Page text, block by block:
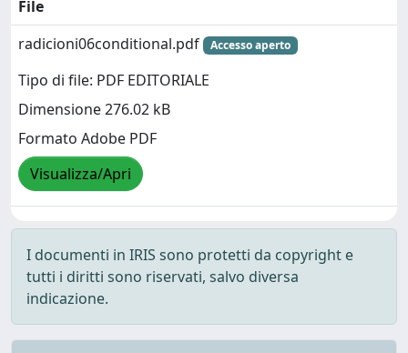
File
radicioni06conditional.pdf
Accesso aperto
Tipo di file: PDF EDITORIALE
Dimensione 276.02 kB
Formato Adobe PDF
Visualizza/Apri
I documenti in IRIS sono protetti da copyright e
tutti i diritti sono riservati, salvo diversa
indicazione.